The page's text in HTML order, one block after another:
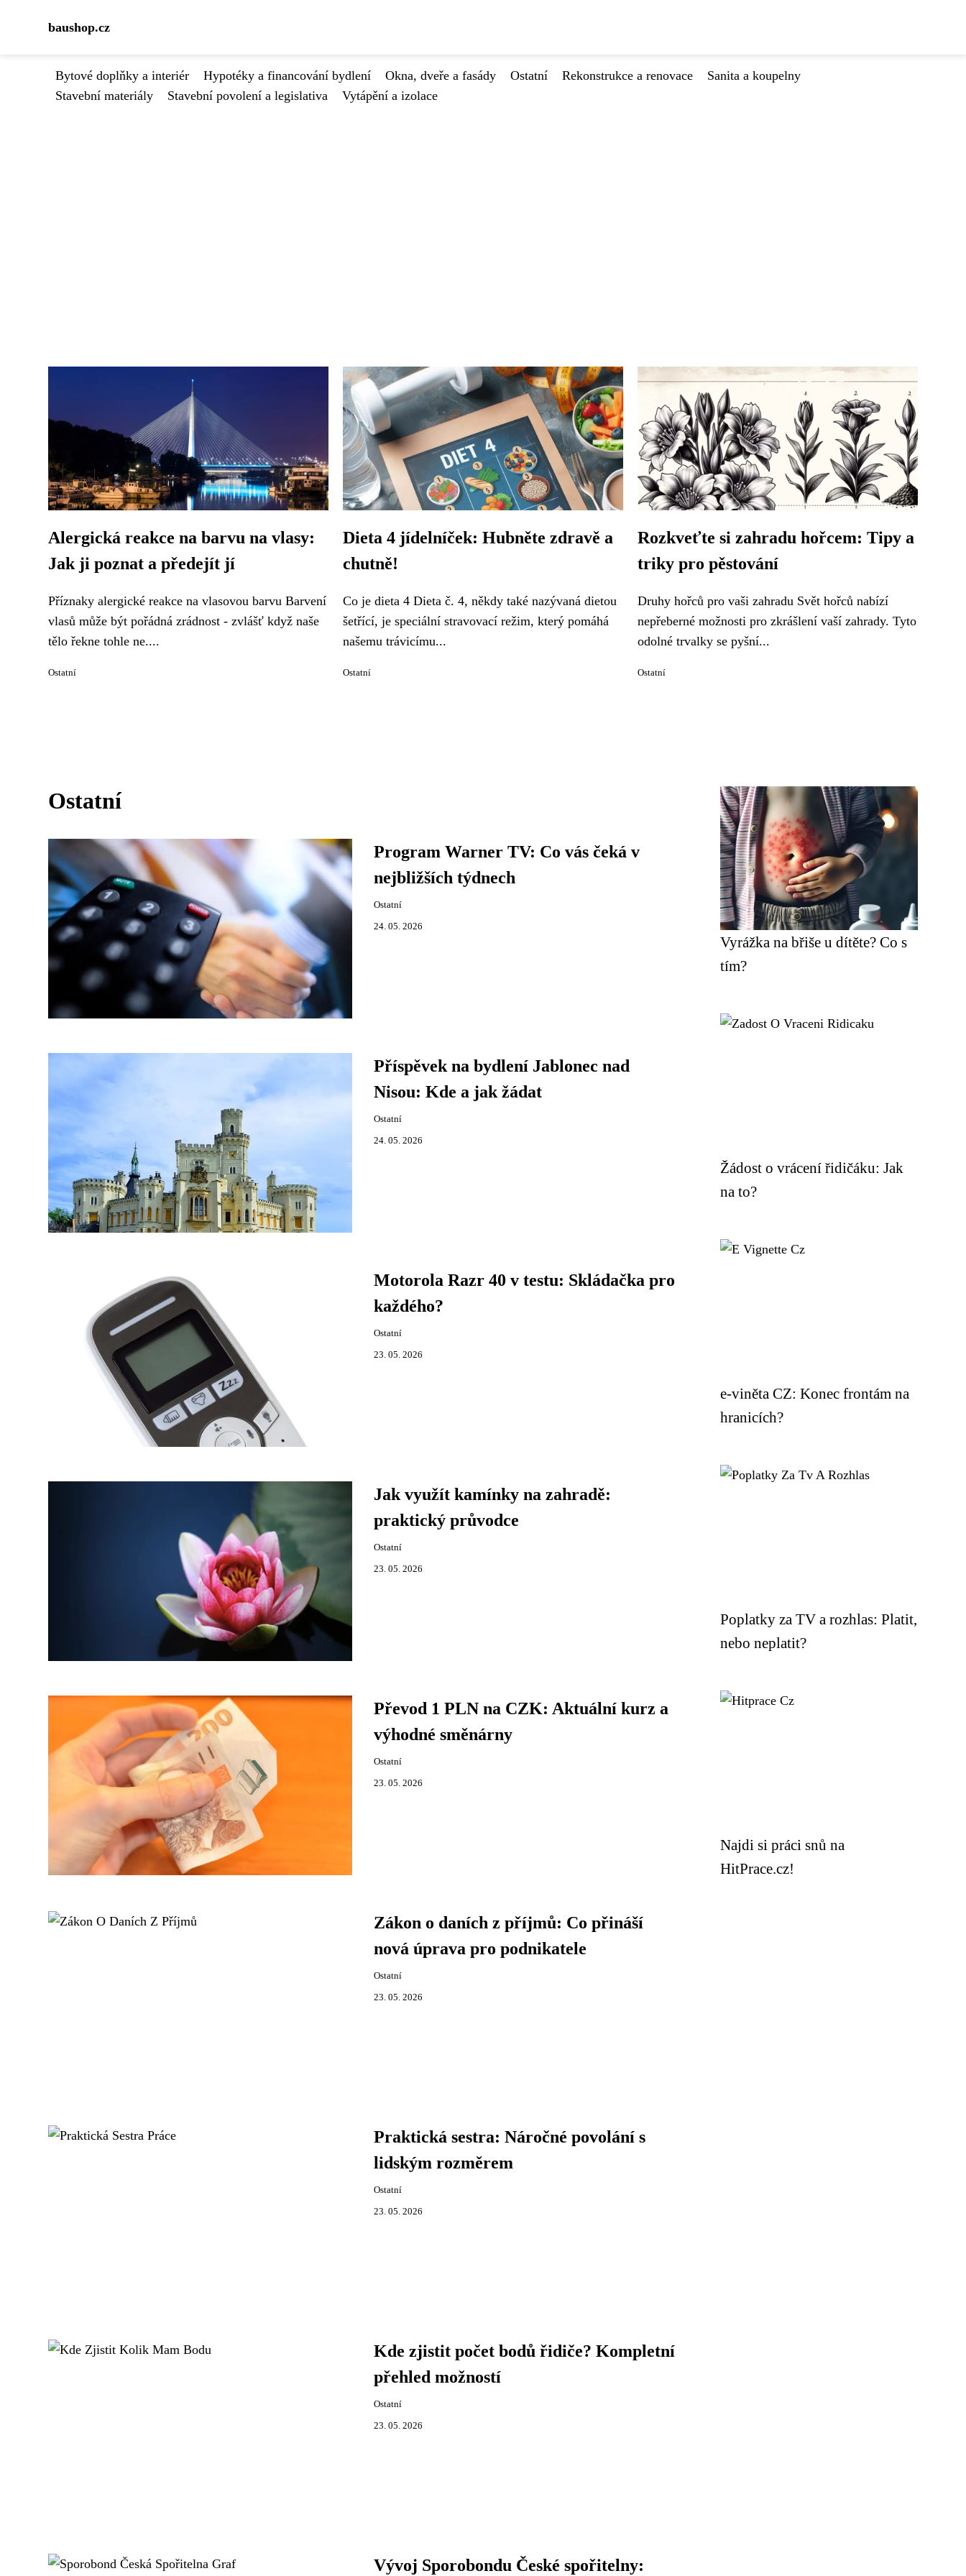
baushop.cz
Bytové doplňky a interiér Hypotéky a financování bydlení Okna, dveře a fasády Ostatní Rekonstrukce a renovace
Sanita a koupelny
Stavební materiály
Stavební povolení a legislativa Vytápění a izolace
Alergická reakce na barvu na vlasy:
Jak ji poznat a předejít jí
Příznaky alergické reakce na vlasovou barvu Barvení
vlasů může být pořádná zrádnost - zvlášť když naše
tělo řekne tohle ne....
Ostatní
Dieta 4 jídelníček: Hubněte zdravě a
chutně!
Co je dieta 4 Dieta č. 4, někdy také nazývaná dietou
šetřící, je speciální stravovací režim, který pomáhá
našemu trávicímu...
Ostatní
Rozkveťte si zahradu hořcem: Tipy a
triky pro pěstování
Druhy hořců pro vaši zahradu Svět hořců nabízí
nepřeberné možnosti pro zkrášlení vaší zahrady. Tyto
odolné trvalky se pyšní...
Ostatní
Ostatní
Program Warner TV: Co vás čeká v
nejbližších týdnech
Ostatní
24. 05. 2026
Příspěvek na bydlení Jablonec nad
Nisou: Kde a jak žádat
Ostatní
24. 05. 2026
Motorola Razr 40 v testu: Skládačka pro
každého?
Ostatní
23. 05. 2026
Jak využít kamínky na zahradě:
praktický průvodce
Ostatní
23. 05. 2026
Převod 1 PLN na CZK: Aktuální kurz a
výhodné směnárny
Ostatní
23. 05. 2026
Zákon o daních z příjmů: Co přináší
nová úprava pro podnikatele
Ostatní
23. 05. 2026
Praktická sestra: Náročné povolání s
lidským rozměrem
Ostatní
23. 05. 2026
Kde zjistit počet bodů řidiče? Kompletní
přehled možností
Ostatní
23. 05. 2026
Vývoj Sporobondu České spořitelny:
Vyrážka na břiše u dítěte? Co s
tím?
Žádost o vrácení řidičáku: Jak
na to?
e-viněta CZ: Konec frontám na
hranicích?
Poplatky za TV a rozhlas: Platit,
nebo neplatit?
Najdi si práci snů na
HitPrace.cz!